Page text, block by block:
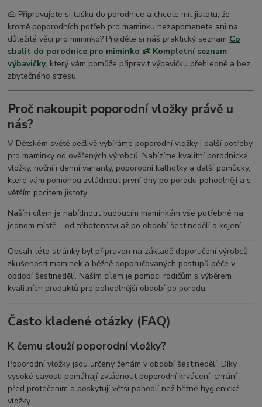
👜 Připravujete si tašku do porodnice a chcete mít jistotu, že
kromě poporodních potřeb pro maminku nezapomenete ani na
důležité věci pro miminko? Projděte si náš praktický seznam Co
sbalit do porodnice pro miminko 👶 Kompletní seznam
výbavičky, který vám pomůže připravit výbavičku přehledně a bez
zbytečného stresu.
Proč nakoupit poporodní vložky právě u
nás?
V Dětském světě pečlivě vybíráme poporodní vložky i další potřeby
pro maminky od ověřených výrobců. Nabízíme kvalitní porodnické
vložky, noční i denní varianty, poporodní kalhotky a další pomůcky,
které vám pomohou zvládnout první dny po porodu pohodlněji a s
větším pocitem jistoty.
Naším cílem je nabídnout budoucím maminkám vše potřebné na
jednom místě – od těhotenství až po období šestinedělí a kojení.
Obsah této stránky byl připraven na základě doporučení výrobců,
zkušeností maminek a běžně doporučovaných postupů péče v
období šestinedělí. Naším cílem je pomoci rodičům s výběrem
kvalitních produktů pro pohodlnější období po porodu.
Často kladené otázky (FAQ)
K čemu slouží poporodní vložky?
Poporodní vložky jsou určeny ženám v období šestinedělí. Díky
vysoké savosti pomáhají zvládnout poporodní krvácení, chrání
před protečením a poskytují větší pohodlí než běžné hygienické
vložky.